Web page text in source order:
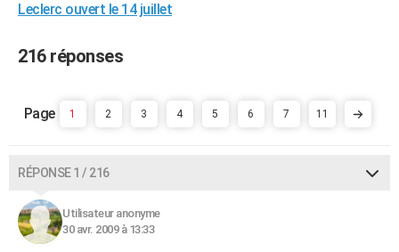
GUIDES D'ACHAT
Carte de Noël
Carte Bonne année
Carte Saint-Valentin
Carte Pâques
Carte d'anniversaire
DICTIONNAIRE
S'inscrire
Se connecter
Lycées
Collèges
Primaires
Universités
Entreprises
Service militaire
Avis de recherche
AVIS DE DÉCÈS
Leclerc ouvert le 14 juillet
216 réponses
1 2 3 4 5 6 7 11
RÉPONSE 1 / 216
Utilisateur anonyme
30 avr. 2009 à 13:33